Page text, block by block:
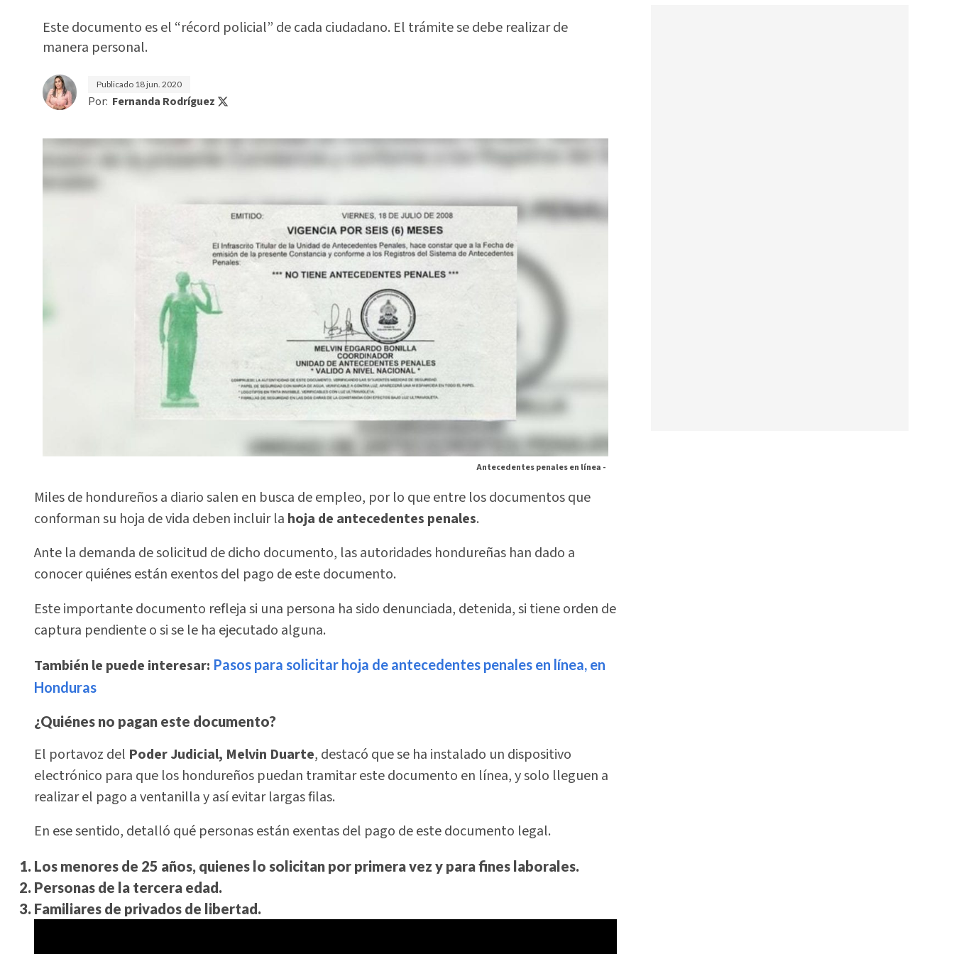
Este documento es el “récord policial” de cada ciudadano. El trámite se debe realizar de
manera personal.
Publicado 18 jun. 2020
Por: Fernanda Rodríguez
Antecedentes penales en línea -
Miles de hondureños a diario salen en busca de empleo, por lo que entre los documentos que
conforman su hoja de vida deben incluir la hoja de antecedentes penales.
Ante la demanda de solicitud de dicho documento, las autoridades hondureñas han dado a
conocer quiénes están exentos del pago de este documento.
Este importante documento refleja si una persona ha sido denunciada, detenida, si tiene orden de
captura pendiente o si se le ha ejecutado alguna.
También le puede interesar: Pasos para solicitar hoja de antecedentes penales en línea, en
Honduras
¿Quiénes no pagan este documento?
El portavoz del Poder Judicial, Melvin Duarte, destacó que se ha instalado un dispositivo
electrónico para que los hondureños puedan tramitar este documento en línea, y solo lleguen a
realizar el pago a ventanilla y así evitar largas filas.
En ese sentido, detalló qué personas están exentas del pago de este documento legal.
Los menores de 25 años, quienes lo solicitan por primera vez y para fines laborales.
Personas de la tercera edad.
Familiares de privados de libertad.